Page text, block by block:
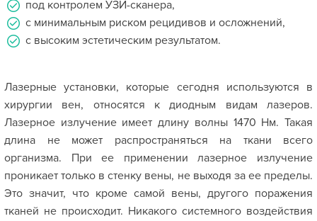
под контролем УЗИ-сканера,
с минимальным риском рецидивов и осложнений,
с высоким эстетическим результатом.
Лазерные установки, которые сегодня используются в
хирургии вен, относятся к диодным видам лазеров.
Лазерное излучение имеет длину волны 1470 Нм. Такая
длина не может распространяться на ткани всего
организма. При ее применении лазерное излучение
проникает только в стенку вены, не выходя за ее пределы.
Это значит, что кроме самой вены, другого поражения
тканей не происходит. Никакого системного воздействия